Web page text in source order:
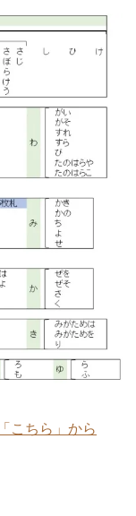
こちら」から